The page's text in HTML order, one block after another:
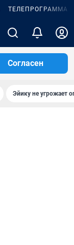
ТЕЛЕПРОГРАММА
Согласен
Эйику не угрожает